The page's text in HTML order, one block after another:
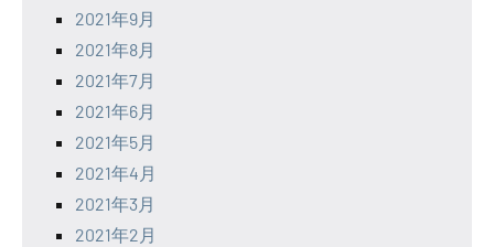
2021年9月
2021年8月
2021年7月
2021年6月
2021年5月
2021年4月
2021年3月
2021年2月